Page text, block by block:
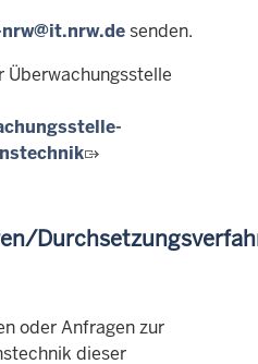
senden.
oder Anfragen zur
dieser